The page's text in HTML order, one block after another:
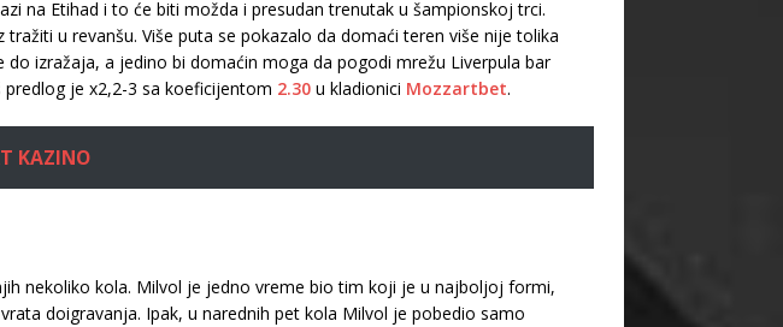
na Etihad i to će biti možda i presudan trenutak u šampionskoj trci.
u revanšu. Više puta se pokazalo da domaći teren više nije tolika
izražaja, a jedino bi domaćin moga da pogodi mrežu Liverpula bar
je x2,2-3 sa koeficijentom 2.30 u kladionici Mozzartbet.
KAZINO
nekoliko kola. Milvol je jedno vreme bio tim koji je u najboljoj formi,
doigravanja. Ipak, u narednih pet kola Milvol je pobedio samo